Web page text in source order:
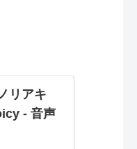
リアキ
- 音声